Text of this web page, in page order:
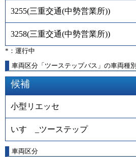
3255(三重交通(中勢営業所))
3258(三重交通(中勢営業所))
*：運行中
車両区分「ツーステップバス」の車両種別
候補
小型リエッセ
いすゞ_ツーステップ
車両区分